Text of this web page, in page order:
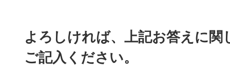
よろしければ、上記お答えに関
ご記入ください。